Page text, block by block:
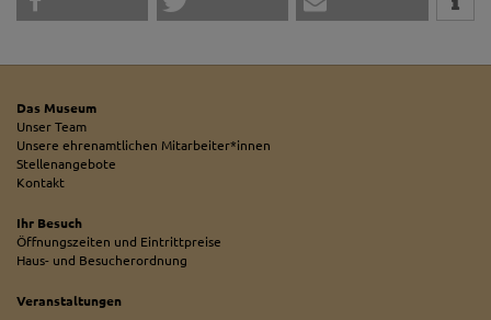
Das Museum
Unser Team
Unsere ehrenamtlichen Mitarbeiter*innen
Stellenangebote
Kontakt
Ihr Besuch
Öffnungszeiten und Eintrittpreise
Haus- und Besucherordnung
Veranstaltungen